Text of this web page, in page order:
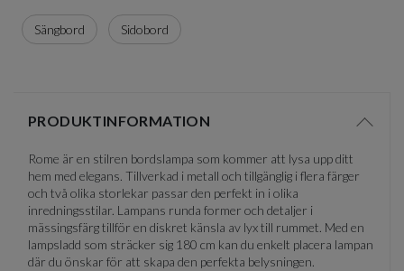
Sängbord Sidobord
PRODUKTINFORMATION
Visa/
Rome är en stilren bordslampa som kommer att lysa upp ditt
hem med elegans. Tillverkad i metall och tillgänglig i flera färger
och två olika storlekar passar den perfekt in i olika
inredningsstilar. Lampans runda former och detaljer i
mässingsfärg tillför en diskret känsla av lyx till rummet. Med en
lampsladd som sträcker sig 180 cm kan du enkelt placera lampan
där du önskar för att skapa den perfekta belysningen.